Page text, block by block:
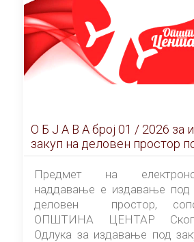
О Б Ј А В А брoj 01 / 2026 за
закуп на деловен простор
ЕЛЕКТРОНСКО ЈАВНО
Предмет на
наддавање е издавање под
деловен простор,
ОПШТИНА ЦЕНТАР
Одлука за издавање под